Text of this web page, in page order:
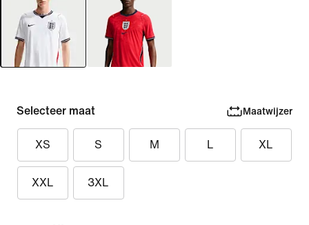
Selecteer maat Maatwijzer
XS S M L XL
XXL 3XL